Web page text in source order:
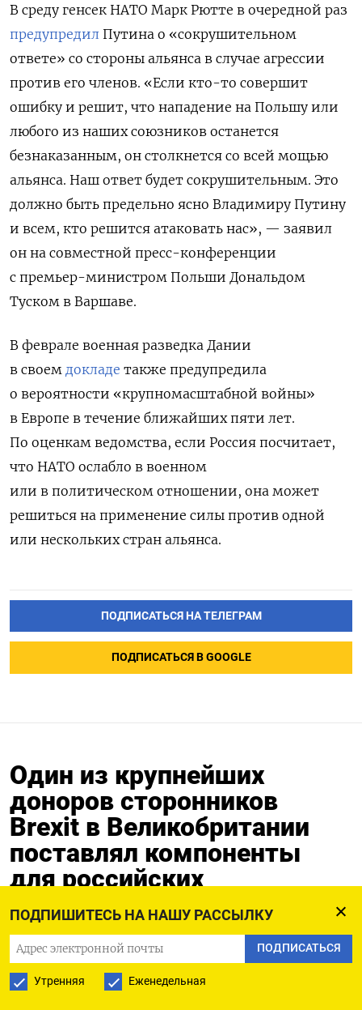
ПОДПИШИТЕСЬ НА НАШУ РАССЫЛКУ
ПОДПИСАТЬСЯ
Утренняя Еженедельная
В среду генсек НАТО Марк Рютте в очередной раз
предупредил Путина о «сокрушительном
ответе» со стороны альянса в случае агрессии
против его членов. «Если кто-то совершит
ошибку и решит, что нападение на Польшу или
любого из наших союзников останется
безнаказанным, он столкнется со всей мощью
альянса. Наш ответ будет сокрушительным. Это
должно быть предельно ясно Владимиру Путину
и всем, кто решится атаковать нас», — заявил
он на совместной пресс-конференции
с премьер-министром Польши Дональдом
Туском в Варшаве.
В феврале военная разведка Дании
в своем докладе также предупредила
о вероятности «крупномасштабной войны»
в Европе в течение ближайших пяти лет.
По оценкам ведомства, если Россия посчитает,
что НАТО ослабло в военном
или в политическом отношении, она может
решиться на применение силы против одной
или нескольких стран альянса.
ПОДПИСАТЬСЯ НА ТЕЛЕГРАМ
ПОДПИСАТЬСЯ В GOOGLE
Один из крупнейших
доноров сторонников
Brexit в Великобритании
поставлял компоненты
для российских
вооружений